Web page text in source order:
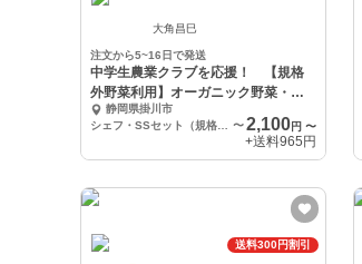
大角昌巳
注文から5~16日で発送
中学生農業クラブを応援！ 【規格
外野菜利用】オーガニック野菜・シ
ェフセット
静岡県掛川市
〜 2,100円 〜
+送料965円
送料300円割引